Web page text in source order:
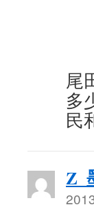
尾
多
民
Z_